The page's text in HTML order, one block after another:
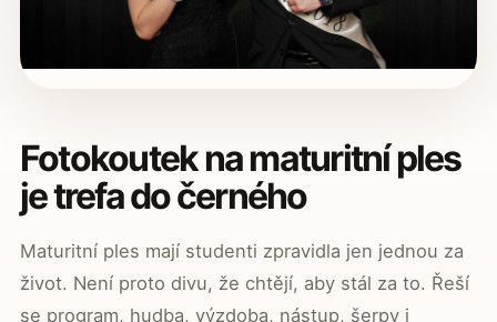
Fotokoutek na maturitní ples
je trefa do černého
Maturitní ples mají studenti zpravidla jen jednou za
život. Není proto divu, že chtějí, aby stál za to. Řeší
se program, hudba, výzdoba, nástup, šerpy i